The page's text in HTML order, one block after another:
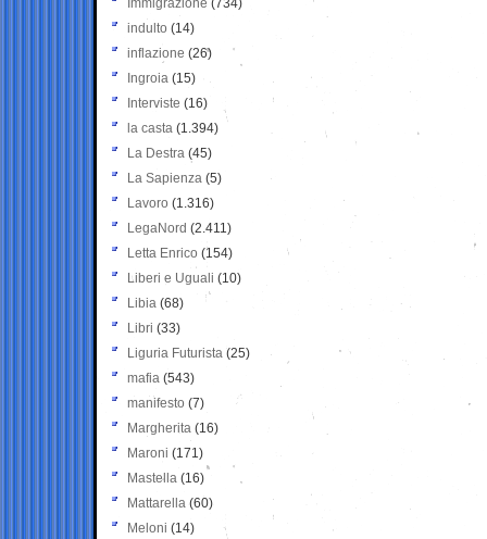
Immigrazione (734)
indulto (14)
inflazione (26)
Ingroia (15)
Interviste (16)
la casta (1.394)
La Destra (45)
La Sapienza (5)
Lavoro (1.316)
LegaNord (2.411)
Letta Enrico (154)
Liberi e Uguali (10)
Libia (68)
Libri (33)
Liguria Futurista (25)
mafia (543)
manifesto (7)
Margherita (16)
Maroni (171)
Mastella (16)
Mattarella (60)
Meloni (14)